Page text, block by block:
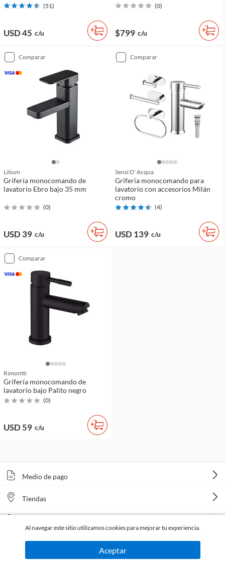
(51)
USD 45 c/u
(0)
$799 c/u
comparar
Litium
Grifería monocomando de
lavatorio Ebro bajo 35 mm
(0)
USD 39 c/u
comparar
Sensi D' Acqua
Grifería monocomando para
lavatorio con accesorios Milán
cromo
(4)
USD 139 c/u
comparar
Rimontti
Grifería monocomando de
lavatorio bajo Palito negro
(0)
USD 59 c/u
Medio de pago
Tiendas
Al navegar este sitio utilizamos cookies para mejorar tu experiencia.
Aceptar